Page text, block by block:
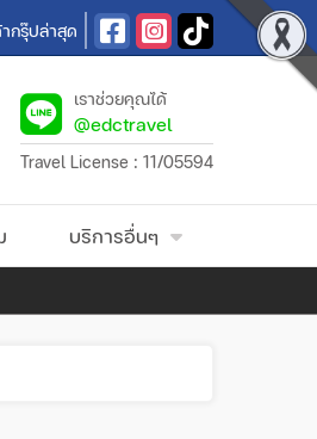
กรุ๊ปล่าสุด
เราช่วยคุณได้
@edctravel
Travel License : 11/05594
บริการอื่นๆ